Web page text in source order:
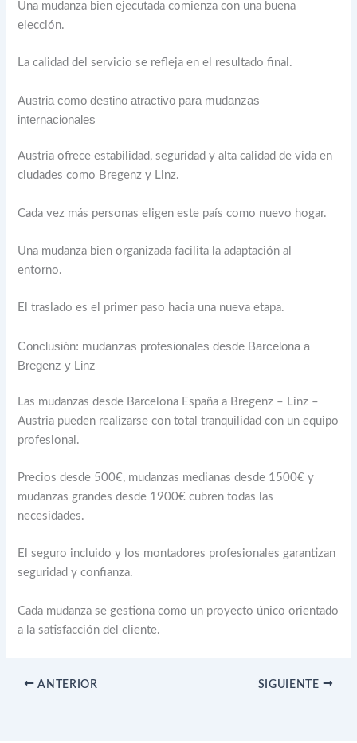
Una mudanza bien ejecutada comienza con una buena
elección.
La calidad del servicio se refleja en el resultado final.
Austria como destino atractivo para mudanzas
internacionales
Austria ofrece estabilidad, seguridad y alta calidad de vida en
ciudades como Bregenz y Linz.
Cada vez más personas eligen este país como nuevo hogar.
Una mudanza bien organizada facilita la adaptación al
entorno.
El traslado es el primer paso hacia una nueva etapa.
Conclusión: mudanzas profesionales desde Barcelona a
Bregenz y Linz
Las mudanzas desde Barcelona España a Bregenz – Linz –
Austria pueden realizarse con total tranquilidad con un equipo
profesional.
Precios desde 500€, mudanzas medianas desde 1500€ y
mudanzas grandes desde 1900€ cubren todas las
necesidades.
El seguro incluido y los montadores profesionales garantizan
seguridad y confianza.
Cada mudanza se gestiona como un proyecto único orientado
a la satisfacción del cliente.
ANTERIOR SIGUIENTE